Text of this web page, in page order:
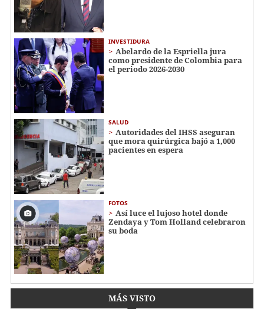
INVESTIDURA
Abelardo de la Espriella jura
como presidente de Colombia para
el periodo 2026-2030
SALUD
Autoridades del IHSS aseguran
que mora quirúrgica bajó a 1,000
pacientes en espera
FOTOS
Así luce el lujoso hotel donde
Zendaya y Tom Holland celebraron
su boda
MÁS VISTO